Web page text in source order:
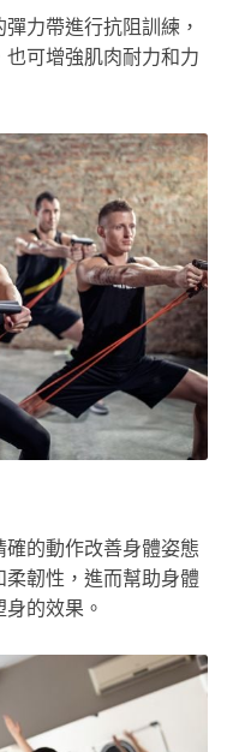
力帶進行抗阻訓練，
可增強肌肉耐力和力
確的動作改善身體姿態
韌性，進而幫助身體
的效果。